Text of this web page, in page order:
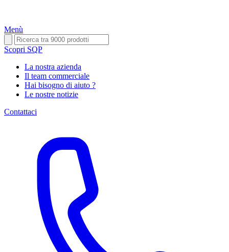
Menù
Scopri SQP
La nostra azienda
Il team commerciale
Hai bisogno di aiuto ?
Le nostre notizie
Contattaci